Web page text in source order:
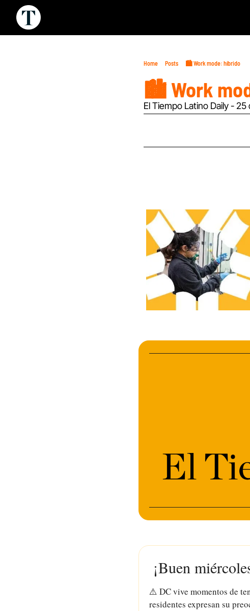
Home Posts 🏙️ Work mode: híbrido
🏙️ Work
El Tiempo Latino Daily - 25
¡Buen
⚠️ DC vive momentos de
residentes expresan su